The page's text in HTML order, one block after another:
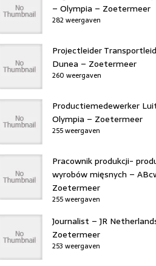
– Olympia – Zoetermeer
282 weergaven
Projectleider
Dunea – Zoetermeer
260 weergaven
Productiemedewerker
Olympia – Zoetermeer
255 weergaven
Pracownik produkcji-
wyrobów mięsnych –
Zoetermeer
255 weergaven
Journalist – JR
Zoetermeer
253 weergaven